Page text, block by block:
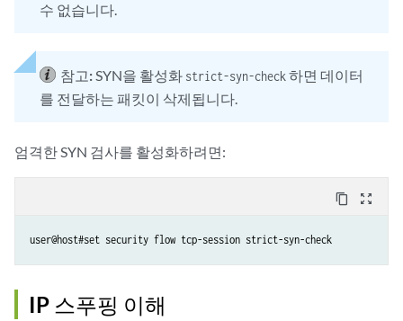
수 없습니다.
참고:SYN을 활성화 strict-syn-check 하면 데이터
를 전달하는 패킷이 삭제됩니다.
엄격한 SYN 검사를 활성화하려면:
content_copy zoom_out_map
IP 스푸핑 이해